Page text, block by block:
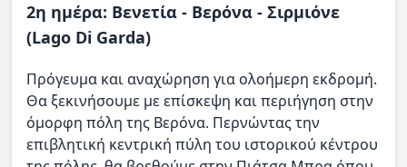
2η ημέρα: Βενετία - Βερόνα - Σιρμιόνε
(Lago Di Garda)
Πρόγευμα και αναχώρηση για ολοήμερη εκδρομή.
Θα ξεκινήσουμε με επίσκεψη και περιήγηση στην
όμορφη πόλη της Βερόνα. Περνώντας την
επιβλητική κεντρική πύλη του ιστορικού κέντρου